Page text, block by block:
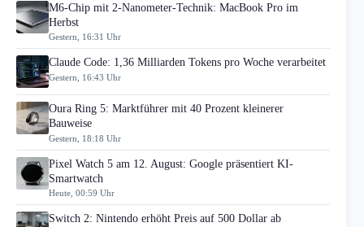
M6-Chip mit 2-Nanometer-Technik: MacBook Pro im
Herbst
Gestern, 16:31 Uhr
Claude Code: 1,36 Milliarden Tokens pro Woche verarbeitet
Gestern, 16:43 Uhr
Oura Ring 5: Marktführer mit 40 Prozent kleinerer
Bauweise
Gestern, 18:18 Uhr
Pixel Watch 5 am 12. August: Google präsentiert KI-
Smartwatch
Heute, 00:59 Uhr
Switch 2: Nintendo erhöht Preis auf 500 Dollar ab